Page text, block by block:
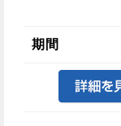
期間